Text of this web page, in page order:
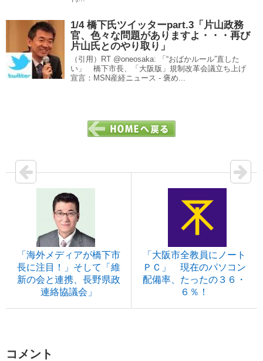
1/4 橋下氏ツイッターpart.3「片山政務
官、色々な問題がありますよ・・・再び
片山氏とのやり取り」
（引用）RT @oneosaka: 「“おばかルール”直した
い」 橋下市長、「大阪版」規制改革会議立ち上げ
宣言：MSN産経ニュース - 褒め...
「海外メディアが橋下市
長に注目！」そして「維
新の会と連携、長野県政
連絡協議会」
「大阪市全教員にノート
ＰＣ」 現在のパソコン
配備率、たったの３６・
６％！
コメント